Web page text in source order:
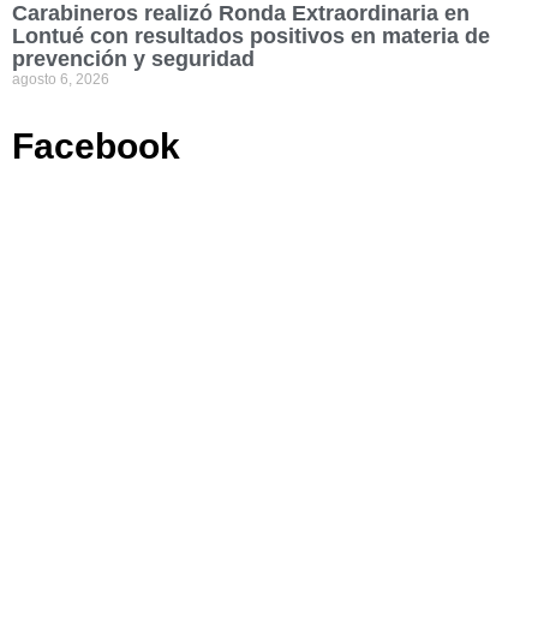
Carabineros realizó Ronda Extraordinaria en
Lontué con resultados positivos en materia de
prevención y seguridad
agosto 6, 2026
Facebook